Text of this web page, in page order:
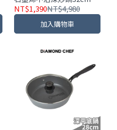
奶茶色｜附鍋蓋/鍋鏟/炸物
籃｜IH爐可用
NT$1,390NT$4,980
加入購物車